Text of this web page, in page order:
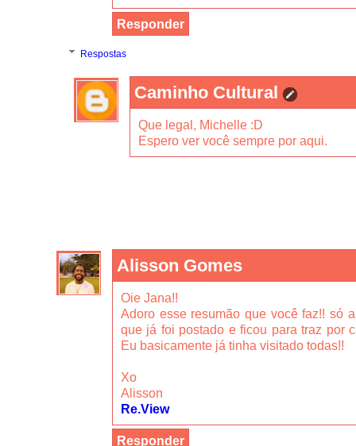
Responder
Respostas
Caminho Cultural
Que legal, Michelle :D
Espero ver você sempre por aqui.
Alisson Gomes
Oie Jana!!
Adoro esse resumão que você faz!! só
que já foi postado e ficou para traz por
Eu basicamente já tinha visitado todas!!
Xo
Alisson
Re.View
Responder